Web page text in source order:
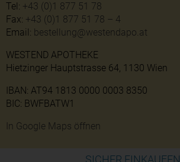
Tel: +43 (0)1 877 51 78
Fax: +43 (0)1 877 51 78 – 4
Email: bestellung@westendapo.at
WESTEND APOTHEKE
Hietzinger Hauptstrasse 64, 1130 Wien
IBAN: AT94 1813 0000 0003 8350
BIC: BWFBATW1
In Google Maps öffnen
SICHER EINKAUFEN